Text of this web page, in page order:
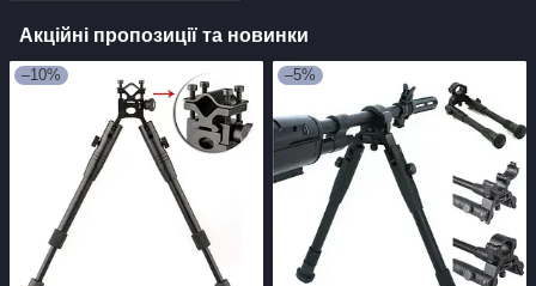
Акційні пропозиції та новинки
–10% –5%